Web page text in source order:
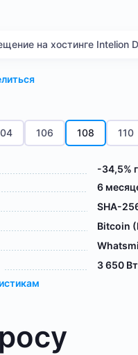
на хостинге Intelion
106 108 110
-34,5%
6
SHA-
Bitcoin
3 650 Вт